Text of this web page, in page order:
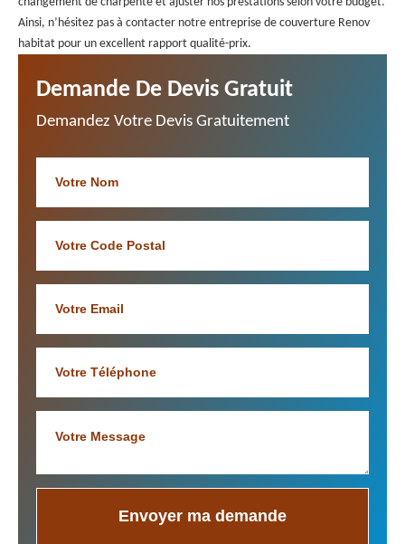
Ainsi, n’hésitez pas à contacter notre entreprise de couverture Renov
habitat pour un excellent rapport qualité-prix.
Demande De Devis Gratuit
Demandez Votre Devis Gratuitement